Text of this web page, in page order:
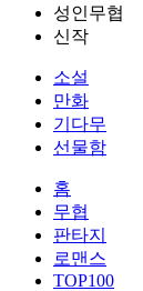
성인무협
신작
소설
만화
기다무
선물함
홈
무협
판타지
로맨스
TOP100